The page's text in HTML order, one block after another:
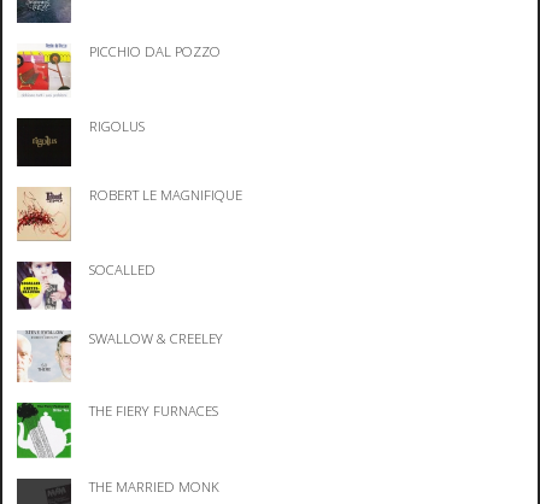
PICCHIO DAL POZZO
RIGOLUS
ROBERT LE MAGNIFIQUE
SOCALLED
SWALLOW & CREELEY
THE FIERY FURNACES
THE MARRIED MONK